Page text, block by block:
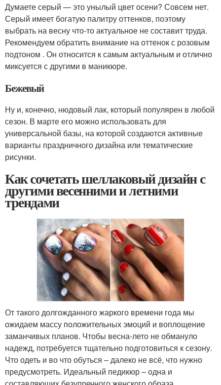
Думаете серый — это унылый цвет осени? Совсем нет.
Серый имеет богатую палитру оттенков, поэтому
выбрать на весну что-то актуальное не составит труда.
Рекомендуем обратить внимание на оттенок с розовым
подтоном . Он относится к самым актуальным и отлично
миксуется с другими в маникюре.
Бежевый
Ну и, конечно, нюдовый лак, который популярен в любой
сезон. В марте его можно использовать для
универсальной базы, на которой создаются активные
варианты праздничного дизайна или тематические
рисунки.
Как сочетать шеллаковый дизайн с
другими весенними и летними
трендами
От такого долгожданного жаркого времени года мы
ожидаем массу положительных эмоций и воплощение
заманчивых планов. Чтобы весна-лето не обмануло
надежд, потребуется тщательно подготовиться к сезону.
Что одеть и во что обуться – далеко не всё, что нужно
предусмотреть. Идеальный педикюр – одна и